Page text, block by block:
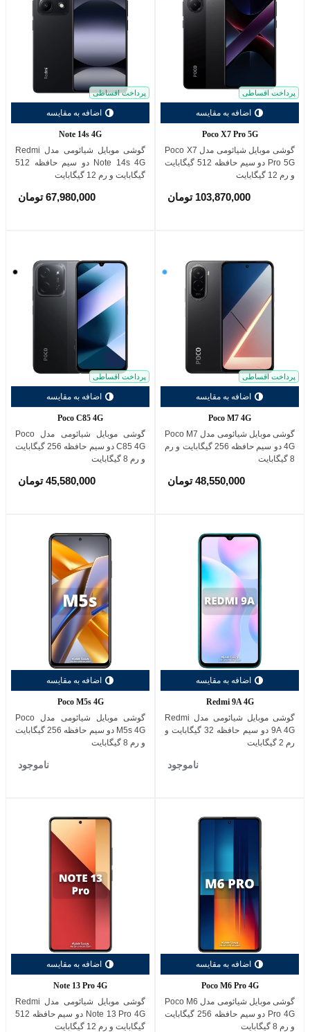
پرداخت اقساطی
اضافه به مقایسه
Poco X7 Pro 5G
گوشی موبایل شیائومی مدل Poco X7
Pro 5G دو سیم حافظه 512 گیگابایت
و رم 12 گیگابایت
103,870,000 تومان
پرداخت اقساطی
اضافه به مقایسه
Note 14s 4G
گوشی موبایل شیائومی مدل Redmi
Note 14s 4G دو سیم حافظه 512
گیگابایت و رم 12 گیگابایت
67,980,000 تومان
پرداخت اقساطی
اضافه به مقایسه
آبی
Poco M7 4G
گوشی موبایل شیائومی مدل Poco M7
4G دو سیم حافظه 256 گیگابایت و رم
8 گیگابایت
48,550,000 تومان
پرداخت اقساطی
اضافه به مقایسه
Poco C85 4G
گوشی موبایل شیائومی مدل Poco
C85 4G دو سیم حافظه 256 گیگابایت
و رم 8 گیگابایت
45,580,000 تومان
اضافه به مقایسه
Redmi 9A 4G
گوشی موبایل شیائومی مدل Redmi
9A 4G دو سیم حافظه 32 گیگابایت و
رم 2 گیگابایت
ناموجود
اضافه به مقایسه
Poco M5s 4G
گوشی موبایل شیائومی مدل Poco
M5s 4G دو سیم حافظه 256 گیگابایت
و رم 8 گیگابایت
ناموجود
اضافه به مقایسه
Poco M6 Pro 4G
گوشی موبایل شیائومی مدل Poco M6
Pro 4G دو سیم حافظه 256 گیگابایت
و رم 8 گیگابایت
اضافه به مقایسه
Note 13 Pro 4G
گوشی موبایل شیائومی مدل Redmi
Note 13 Pro 4G دو سیم حافظه 512
گیگابایت و رم 12 گیگابایت